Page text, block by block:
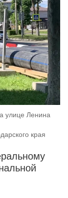
улице Ленина
края